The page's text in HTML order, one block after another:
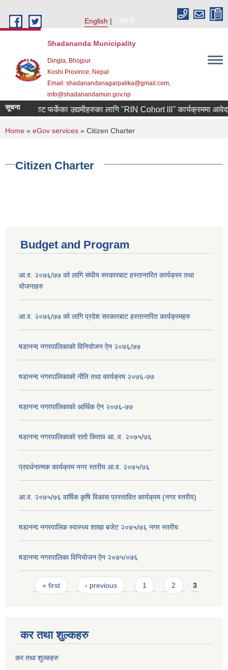
English
नेपाली
Shadananda Municipality
Dingla, Bhojpur
Koshi Province, Nepal
Email: shadanandanagarpalika@gmail.com,
info@shadanandamun.gov.np
सूचना
कोरियाबाट फर्केका उद्यमीहरुका लागि "RIN Cohort lll" कार्यक्रममा आवेदन
You are here
Home » eGov services » Citizen Charter
Citizen Charter
Budget and Program
आ.व. २०७६/७७ को लागि संघीय सरकारबाट हस्तान्तरित कार्यक्रम तथा
योजनाहरु
आ.व. २०७६/७७ को लागि प्रदेश सरकारबाट हस्तान्तरित कार्यक्रमहरु
षडानन्द नगरपालिकाको विनियोजन ऐन २०७६/७७
षडानन्द नगरपालिकाको नीति तथा कार्यक्रम २०७६-७७
षडानन्द नगरपालिकाको आर्थिक ऐन २०७६-७७
षडानन्द नगरपालिकाको रातो किताव आ..व. २०७५/७६
प्रवर्धनात्मक कार्यक्रम नगर स्तरीय आ.व. २०७५/७६
आ.व. २०७५/७६ वार्षिक कृषि विकास प्रस्तावित कार्यक्रम (नगर स्तरीय)
षडानन्द नगरपालिक स्वास्थ्य शाखा बजेट २०७५/७६ नगर स्तरीय
षडानन्द नगरपालिका विनियोजन ‌‌ऐन २०७५/०७६
Pages
« first ‹ previous 1 2 3
कर तथा शुल्कहरु
कर तथा शुल्कहरु